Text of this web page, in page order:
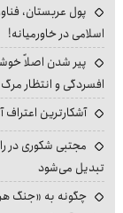
پول عربستان،
اسلامی در خاورمیانه!
پیر شدن اصلاً
افسردگی و انتظار مرگ
آشکارترین اعتراف
مجتبی شکوری در
تبدیل می‌شود
چگونه به «جنگ